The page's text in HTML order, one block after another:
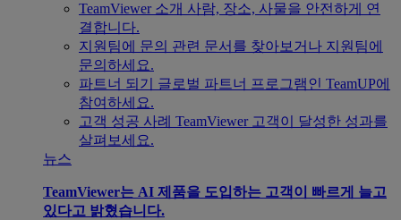
TeamViewer 소개 사람, 장소, 사물을 안전하게 연
결합니다.
지원팀에 문의 관련 문서를 찾아보거나 지원팀에
문의하세요.
파트너 되기
글로벌 파트너 프로그램인 TeamUP에
참여하세요.
고객 성공 사례 TeamViewer 고객이 달성한 성과를
살펴보세요.
뉴스
TeamViewer는 AI 제품을 도입하는 고객이 빠르게 늘고
있다고 밝혔습니다.